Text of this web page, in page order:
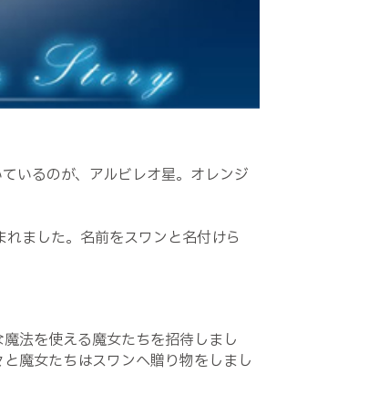
いるのが、アルビレオ星。オレンジ
ました。名前をスワンと名付けら
法を使える魔女たちを招待しまし
魔女たちはスワンへ贈り物をしまし